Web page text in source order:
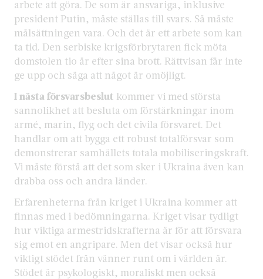
arbete att göra. De som är ansvariga, inklusive
president Putin, måste ställas till svars. Så måste
målsättningen vara. Och det är ett arbete som kan
ta tid. Den serbiske krigsförbrytaren fick möta
domstolen tio år efter sina brott. Rättvisan får inte
ge upp och säga att något är omöjligt.
I nästa försvarsbeslut kommer vi med största
sannolikhet att besluta om förstärkningar inom
armé, marin, flyg och det civila försvaret. Det
handlar om att bygga ett robust totalförsvar som
demonstrerar samhällets totala mobiliseringskraft.
Vi måste förstå att det som sker i Ukraina även kan
drabba oss och andra länder.
Erfarenheterna från kriget i Ukraina kommer att
finnas med i bedömningarna. Kriget visar tydligt
hur viktiga armestridskrafterna är för att försvara
sig emot en angripare. Men det visar också hur
viktigt stödet från vänner runt om i världen är.
Stödet är psykologiskt, moraliskt men också